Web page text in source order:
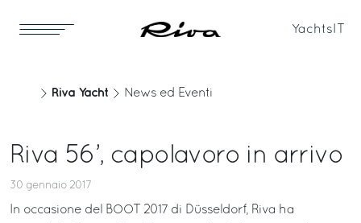
Yachts
Riva Yacht News ed Eventi
Riva 56’, capolavoro in arrivo
30 gennaio 2017
In occasione del BOOT 2017 di Düsseldorf, Riva ha